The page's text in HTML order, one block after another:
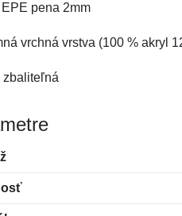
EPE pena 2mm
vrchná vrstva (100 % akryl
zbaliteľná